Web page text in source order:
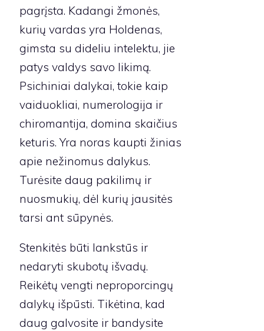
pagrįsta. Kadangi žmonės,
kurių vardas yra Holdenas,
gimsta su dideliu intelektu, jie
patys valdys savo likimą.
Psichiniai dalykai, tokie kaip
vaiduokliai, numerologija ir
chiromantija, domina skaičius
keturis. Yra noras kaupti žinias
apie nežinomus dalykus.
Turėsite daug pakilimų ir
nuosmukių, dėl kurių jausitės
tarsi ant sūpynės.
Stenkitės būti lankstūs ir
nedaryti skubotų išvadų.
Reikėtų vengti neproporcingų
dalykų išpūsti. Tikėtina, kad
daug galvosite ir bandysite